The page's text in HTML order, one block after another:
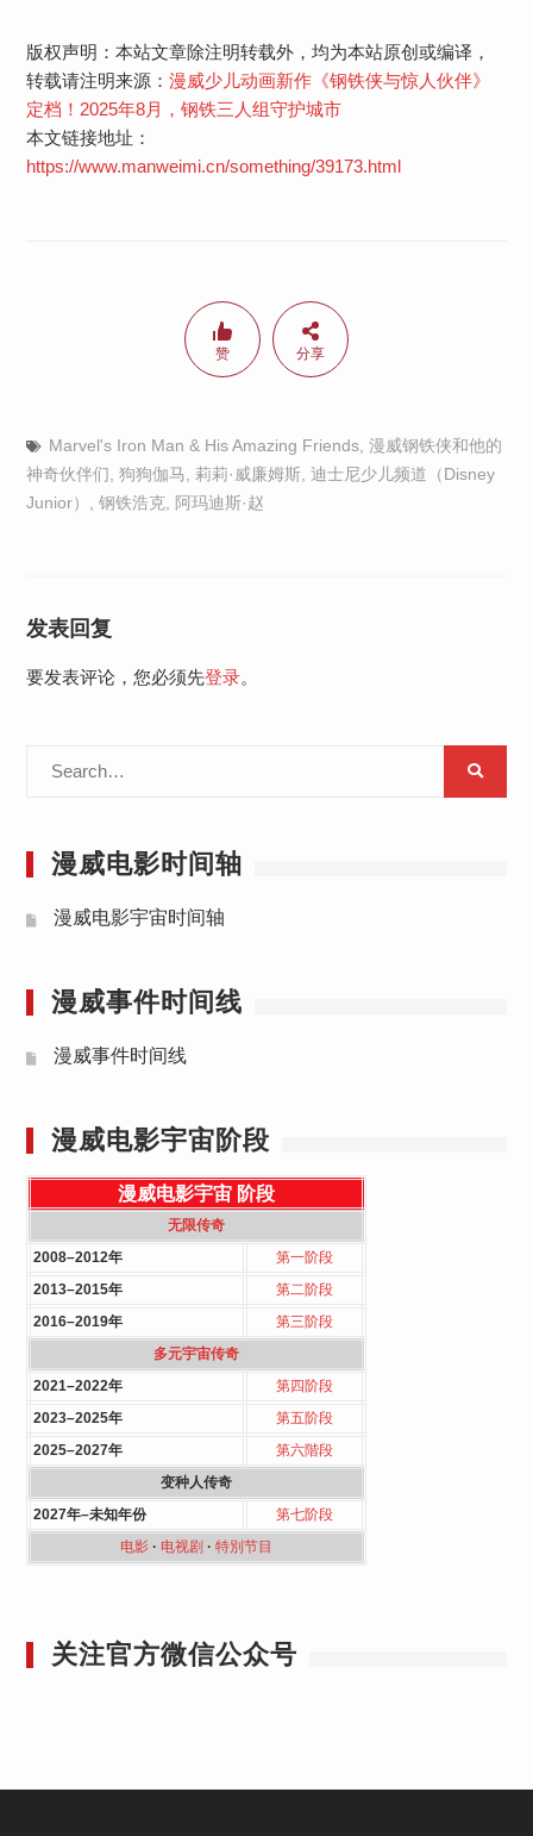
版权声明：本站文章除注明转载外，均为本站原创或编译，
转载请注明来源： 漫威少儿动画新作《钢铁侠与惊人伙伴》
定档！2025年8月，钢铁三人组守护城市
本文链接地址：
https://www.manweimi.cn/something/39173.html
赞 分享
Marvel's Iron Man & His Amazing Friends, 漫威钢铁侠和他的
神奇伙伴们 狗狗伽马 莉莉·威廉姆斯, 迪士尼少儿频道（Disney
Junior）
钢铁浩克, 阿玛迪斯·赵
发表回复
要发表评论，您必须先登录。
漫威电影时间轴
漫威电影宇宙时间轴
漫威事件时间线
漫威事件时间线
漫威电影宇宙阶段
漫威电影宇宙 阶段
无限传奇
2008–2012年
第一阶段
2013–2015年
第二阶段
2016–2019年
第三阶段
多元宇宙传奇
2021–2022年
第四阶段
2023–2025年
第五阶段
2025–2027年
第六階段
变种人传奇
2027年–未知年份
第七阶段
电影· 电视剧 · 特別节目
关注官方微信公众号